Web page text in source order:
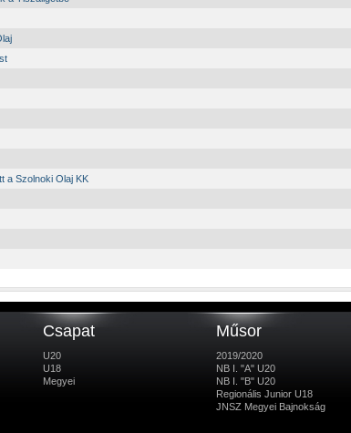
a Szolnoki Olaj KK
Csapat
U20
U18
Megyei
Műsor
2019/2020
NB I. "A" U20
NB I. "B" U20
Regionális Junior U18
JNSZ Megyei Bajnokság